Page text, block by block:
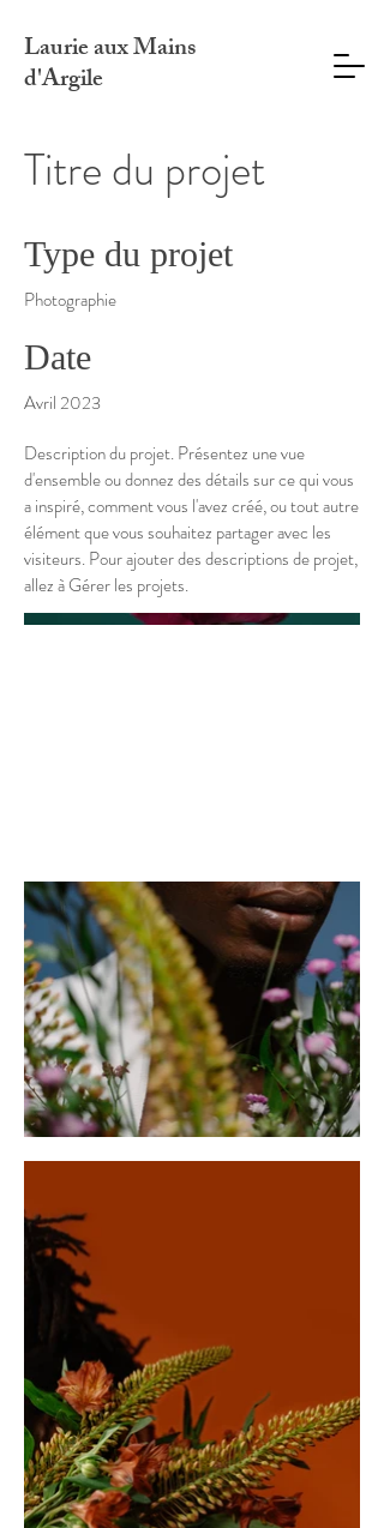
Laurie aux Mains
d'Argile
Titre du projet
Type du projet
Photographie
Date
Avril 2023
Description du projet. Présentez une vue
d'ensemble ou donnez des détails sur ce qui vous
a inspiré, comment vous l'avez créé, ou tout autre
élément que vous souhaitez partager avec les
visiteurs. Pour ajouter des descriptions de projet,
allez à Gérer les projets.